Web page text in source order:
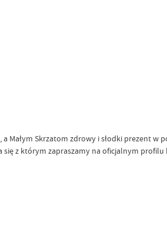
Małym Skrzatom zdrowy i słodki prezent w
się z którym zapraszamy na oficjalnym profilu